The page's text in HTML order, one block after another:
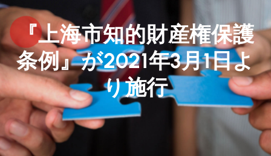
キ
ッ
プ
『上海市知的財産権保護
条例』が2021年3月1日よ
り施行